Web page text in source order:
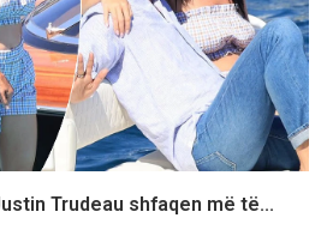
Trudeau shfaqen më të...